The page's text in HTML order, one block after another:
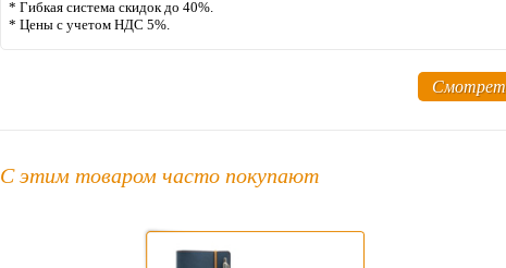
* Гибкая система скидок до 40%.
* Цены с учетом НДС 5%.
С этим товаром часто покупают